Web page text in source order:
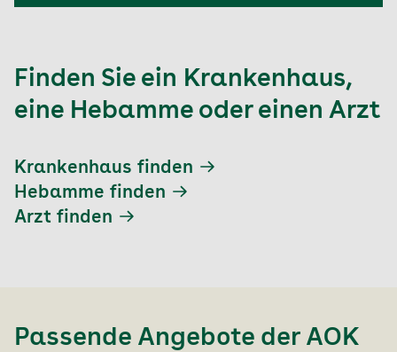
Finden Sie ein Krankenhaus,
eine Hebamme oder einen Arzt
Krankenhaus finden
Hebamme finden
Arzt finden
Passende Angebote der AOK